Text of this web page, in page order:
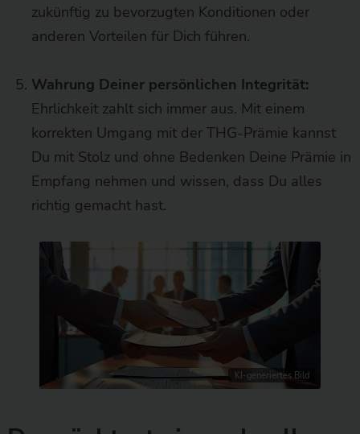
zukünftig zu bevorzugten Konditionen oder
anderen Vorteilen für Dich führen.
Wahrung Deiner persönlichen Integrität:
Ehrlichkeit zahlt sich immer aus. Mit einem
korrekten Umgang mit der THG-Prämie kannst
Du mit Stolz und ohne Bedenken Deine Prämie in
Empfang nehmen und wissen, dass Du alles
richtig gemacht hast.
KI-generiertes Bild